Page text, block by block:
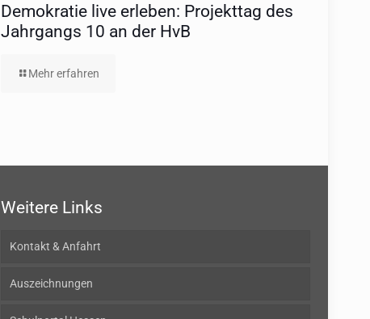
Demokratie live erleben: Projekttag des
Jahrgangs 10 an der HvB
Mehr erfahren
Weitere Links
Kontakt & Anfahrt
Auszeichnungen